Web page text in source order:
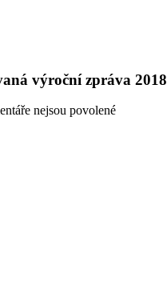
výroční zpráva 2018
nejsou povolenéu